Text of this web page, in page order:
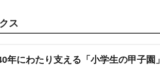
ス
年にわたり支える「小学生の甲子園」